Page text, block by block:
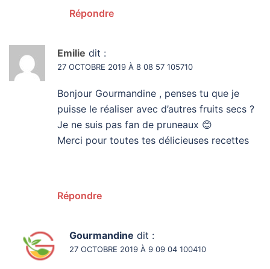
Répondre
Emilie dit :
27 OCTOBRE 2019 À 8 08 57 105710
Bonjour Gourmandine , penses tu que je
puisse le réaliser avec d’autres fruits secs ?
Je ne suis pas fan de pruneaux 😊
Merci pour toutes tes délicieuses recettes
Répondre
Gourmandine dit :
27 OCTOBRE 2019 À 9 09 04 100410